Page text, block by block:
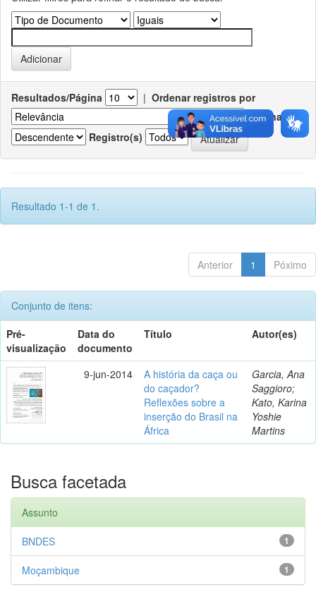
Resultados/Página | Ordenar registros por
Ordenar
Registro(s)
Resultado 1-1 de 1.
Anterior 1 Póximo
Conjunto de itens:
Pré-
visualização
Data do
documento
Título Autor(es)
9-jun-2014
A história da caça ou
do caçador?
Reflexões sobre a
inserção do Brasil na
África
Garcia, Ana
Saggioro;
Kato, Karina
Yoshie
Martins
Busca facetada
Assunto
1
BNDES
1
Moçambique